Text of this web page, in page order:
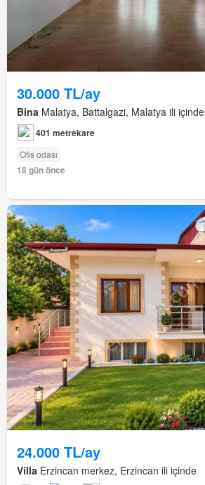
30.000 TL/ay
Bina Malatya, Battalgazi, Malatya ili içinde
401 metrekare
Ofis odası
18 gün önce
24.000 TL/ay
Villa Erzincan merkez, Erzincan ili içinde